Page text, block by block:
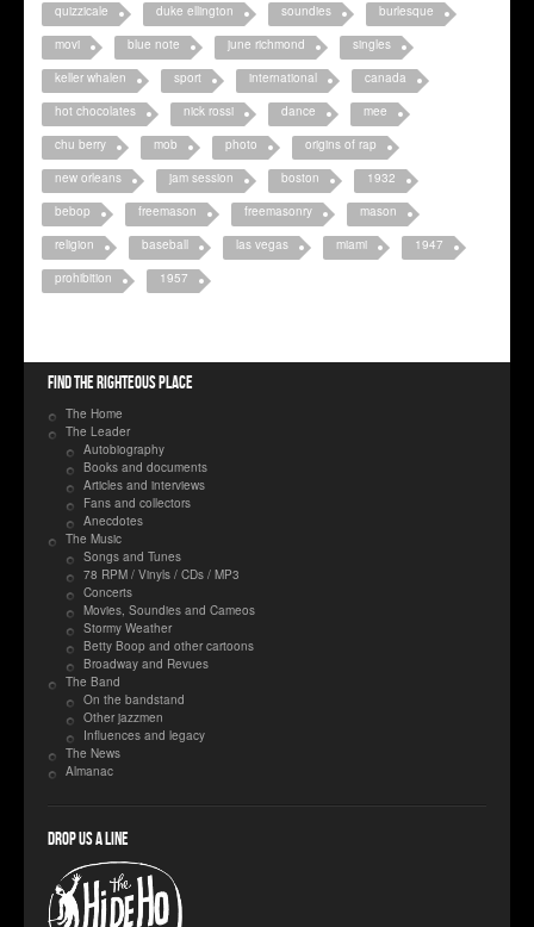
quizzicale
duke ellington soundies
burlesque
movi
blue note june richmond
singles
keller whalen
sport international
canada
hot chocolates
nick rossi dance
mee
chu berry
mob photo
origins of rap
new orleans
jam session boston
1932
bebop
freemason freemasonry
mason
religion
baseball las vegas miami
1947
prohibition
1957
Find the righteous place
The Home
The Leader
Autobiography
Books and documents
Articles and interviews
Fans and collectors
Anecdotes
The Music
Songs and Tunes
78 RPM / Vinyls / CDs / MP3
Concerts
Movies, Soundies and Cameos
Stormy Weather
Betty Boop and other cartoons
Broadway and Revues
The Band
On the bandstand
Other jazzmen
Influences and legacy
The News
Almanac
Drop us a line